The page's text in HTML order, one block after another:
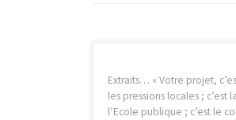
Extraits… « Votre projet,
les pressions locales ; c’est
l’Ecole publique ; c’est le